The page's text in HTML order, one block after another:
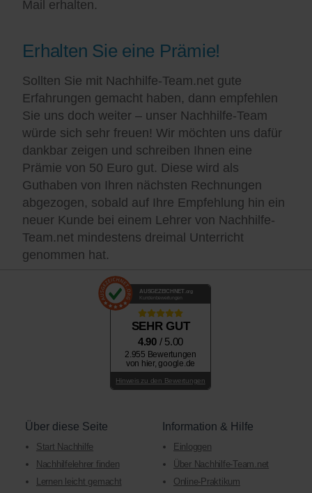
Mail erhalten.
Erhalten Sie eine Prämie!
Sollten Sie mit Nachhilfe-Team.net gute
Erfahrungen gemacht haben, dann empfehlen
Sie uns doch weiter – unser Nachhilfe-Team
würde sich sehr freuen! Wir möchten uns dafür
dankbar zeigen und schreiben Ihnen eine
Prämie von 50 Euro gut. Diese wird als
Guthaben von Ihren nächsten Rechnungen
abgezogen, sobald auf Ihre Empfehlung hin ein
neuer Kunde bei einem Lehrer von Nachhilfe-
Team.net mindestens dreimal Unterricht
genommen hat.
AUSGEZEICHNET .org
Kundenbewertungen
SEHR GUT
4.90 / 5.00
2.955 Bewertungen
von hier, google.de
Hinweis zu den Bewertungen
Über diese Seite
Start Nachhilfe
Nachhilfelehrer finden
Lernen leicht gemacht
Information & Hilfe
Einloggen
Über Nachhilfe-Team.net
Online-Praktikum